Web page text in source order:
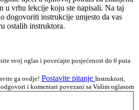
u vrhu lekcije koju ste napisali. Na taj
dogovoriti instrukcije umjesto da vas
ostalih instruktora.
svoj oglas i povećajte posjećenost do 6 puta
ga ovdje! Postavite pitanje Instruktori,
i komentari povezani sa Vašim oglasom